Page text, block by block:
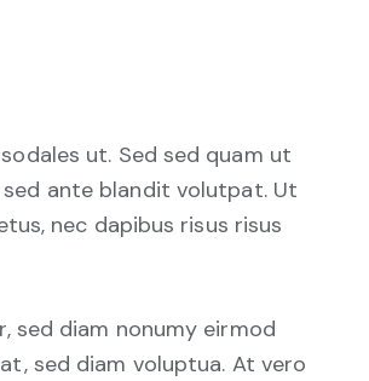
ut. Sed sed quam ut
ante blandit volutpat. Ut
nec dapibus risus risus
sed diam nonumy eirmod
sed diam voluptua. At vero